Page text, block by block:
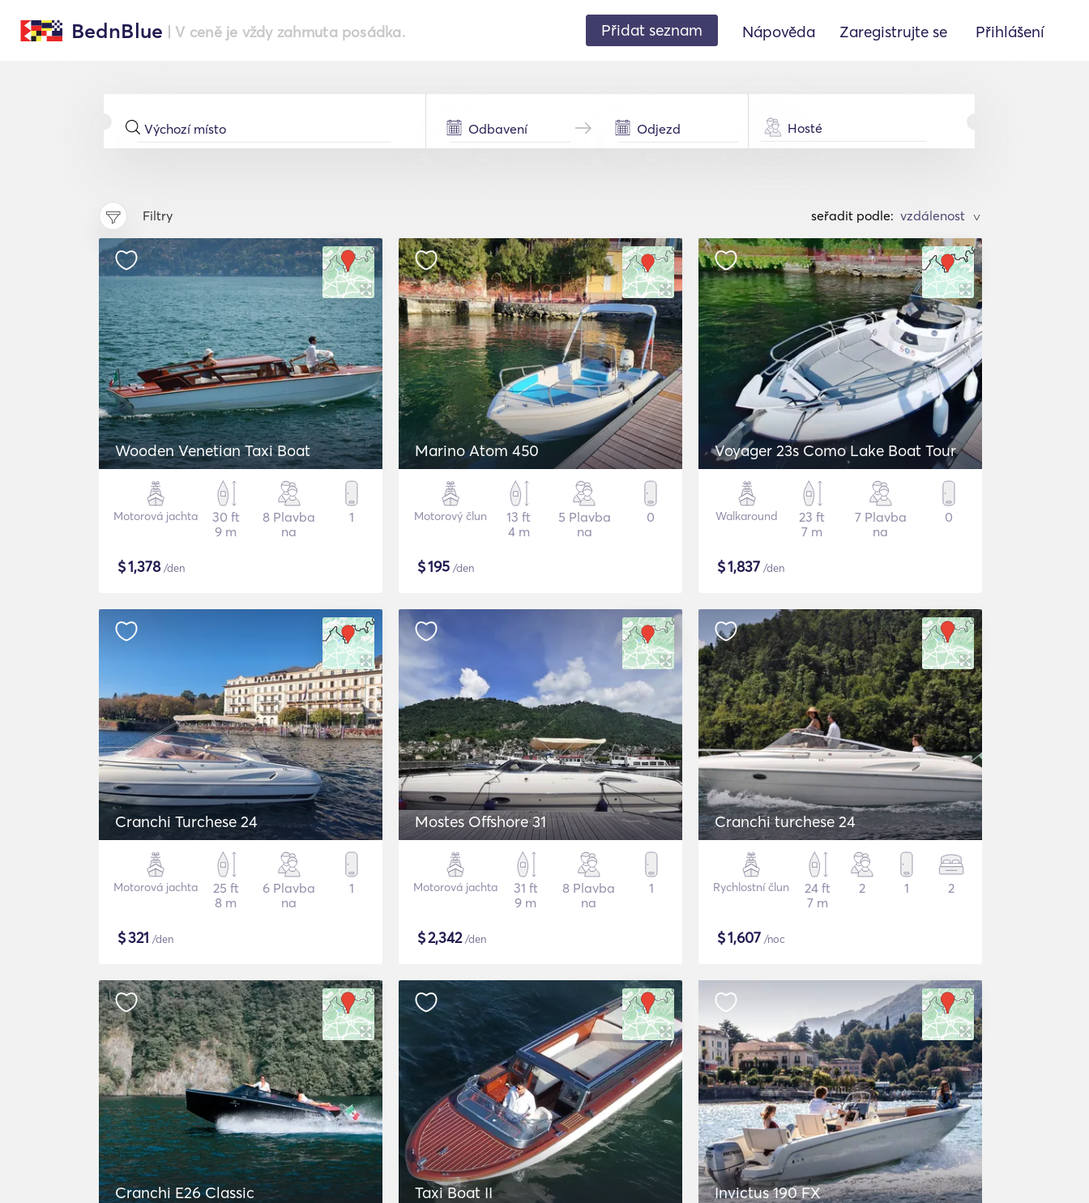
BednBlue | V ceně je vždy zahrnuta posádka. Přidat seznam Nápověda Zaregistrujte se Přihlášení
Hosté
Filtry seřadit podle: >
Wooden Venetian Taxi Boat
Motorová jachta
30 ft
9 m
8 Plavba
na
1
$1,378/den
Marino Atom 450
Motorový člun
13 ft
4 m
5 Plavba
na
0
$195 /den
Voyager 23s Como Lake Boat Tour
Walkaround
23 ft
7 m
7 Plavba
na
0
$1,837 /den
Cranchi Turchese 24
Motorová jachta
25 ft
8 m
6 Plavba
na
1
$321 /den
Mostes Offshore 31
Motorová jachta
31 ft
9 m
8 Plavba
na
1
$2,342/den
Cranchi turchese 24
Rychlostní člun
24 ft
7 m
2 1 2
$1,607 /noc
Cranchi E26 Classic Taxi Boat II Invictus 190 FX